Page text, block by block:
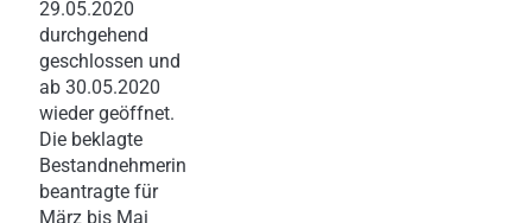
29.05.2020
durchgehend
geschlossen und
ab 30.05.2020
wieder geöffnet.
Die beklagte
Bestandnehmerin
beantragte für
März bis Mai